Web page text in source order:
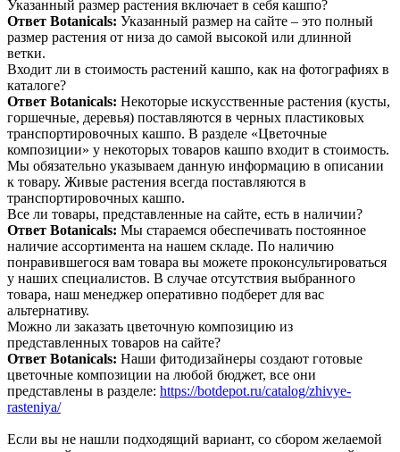
Указанный размер растения включает в себя кашпо?
Ответ Botanicals: Указанный размер на сайте – это полный
размер растения от низа до самой высокой или длинной
ветки.
Входит ли в стоимость растений кашпо, как на фотографиях в
каталоге?
Ответ Botanicals: Некоторые искусственные растения (кусты,
горшечные, деревья) поставляются в черных пластиковых
транспортировочных кашпо. В разделе «Цветочные
композиции» у некоторых товаров кашпо входит в стоимость.
Мы обязательно указываем данную информацию в описании
к товару. Живые растения всегда поставляются в
транспортировочных кашпо.
Все ли товары, представленные на сайте, есть в наличии?
Ответ Botanicals: Мы стараемся обеспечивать постоянное
наличие ассортимента на нашем складе. По наличию
понравившегося вам товара вы можете проконсультироваться
у наших специалистов. В случае отсутствия выбранного
товара, наш менеджер оперативно подберет для вас
альтернативу.
Можно ли заказать цветочную композицию из
представленных товаров на сайте?
Ответ Botanicals: Наши фитодизайнеры создают готовые
цветочные композиции на любой бюджет, все они
представлены в разделе: https://botdepot.ru/catalog/zhivye-
rasteniya/
Если вы не нашли подходящий вариант, со сбором желаемой